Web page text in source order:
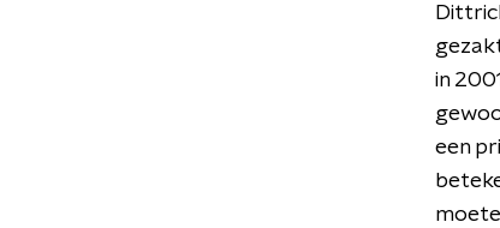
in
een